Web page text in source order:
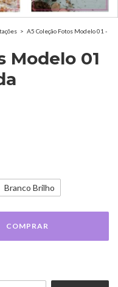
> A5 Coleção Fotos Modelo 01 -
Modelo 01
Branco Brilho